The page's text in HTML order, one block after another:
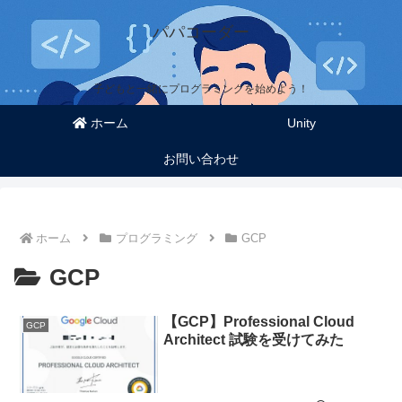
パパコーダー
子どもと一緒にプログラミングを始めよう！
ホーム Unity
お問い合わせ
ホーム プログラミング GCP
GCP
GCP
【GCP】Professional Cloud
Architect 試験を受けてみた